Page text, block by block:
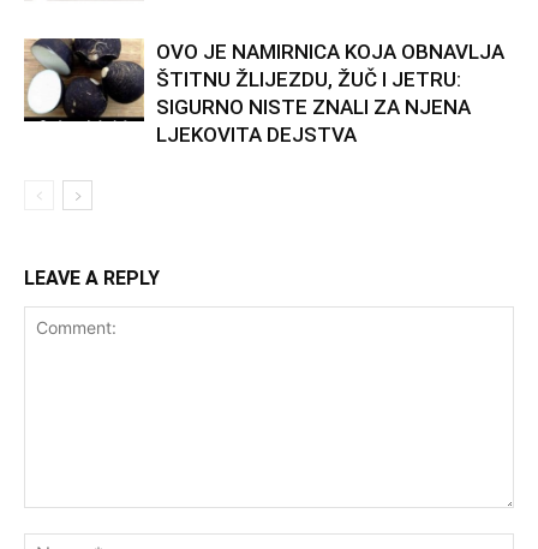
OVO JE NAMIRNICA KOJA OBNAVLJA
ŠTITNU ŽLIJEZDU, ŽUČ I JETRU:
SIGURNO NISTE ZNALI ZA NJENA
LJEKOVITA DEJSTVA
LEAVE A REPLY